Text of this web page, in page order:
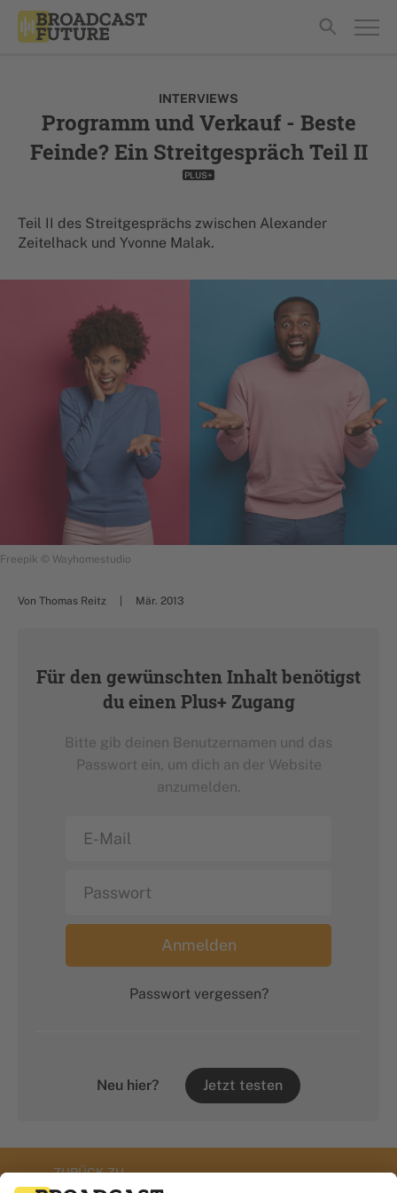
INTERVIEWS
Programm und Verkauf - Beste
Feinde? Ein Streitgespräch Teil II
PLUS+
Teil II des Streitgesprächs zwischen Alexander
Zeitelhack und Yvonne Malak.
Freepik © Wayhomestudio
Von Thomas Reitz Mär. 2013
Für den gewünschten Inhalt benötigst
du einen Plus+ Zugang
Bitte gib deinen Benutzernamen und das
Passwort ein, um dich an der Website
anzumelden.
Passwort vergessen?
Neu hier? Jetzt testen
ZURÜCK ZU